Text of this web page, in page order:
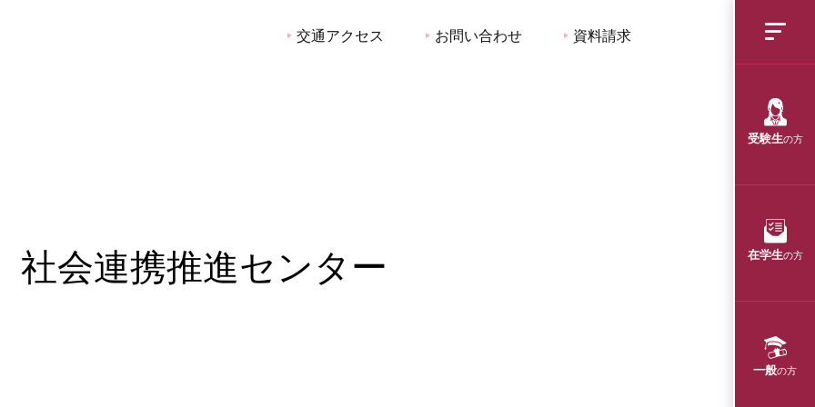
受験生の方
在学生の方
一般の方
交通アクセス
お問い合わせ 資料請求
社会連携推進センター